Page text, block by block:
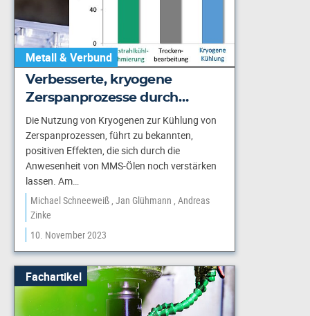
Metall & Verbund
Verbesserte, kryogene
Zerspanprozesse durch…
Die Nutzung von Kryogenen zur Kühlung von
Zerspanprozessen, führt zu bekannten,
positiven Effekten, die sich durch die
Anwesenheit von MMS-Ölen noch verstärken
lassen. Am…
Michael Schneeweiß Jan Glühmann Andreas
Zinke
10. November 2023
Fachartikel